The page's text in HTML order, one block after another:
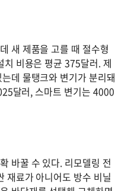
새 제품을 고를 때 절수형
비용은 평균 375달러. 제
데 물탱크와 변기가 분리돼
달러, 스마트 변기는 4000
바꿀 수 있다. 리모델링 전
재료가 아니어도 방수 비닐